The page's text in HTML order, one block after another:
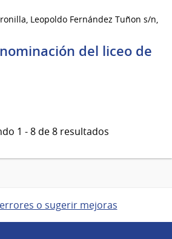
Leopoldo Fernández Tuñon s/n,
del liceo de
1 - 8 de 8 resultados
o sugerir mejoras